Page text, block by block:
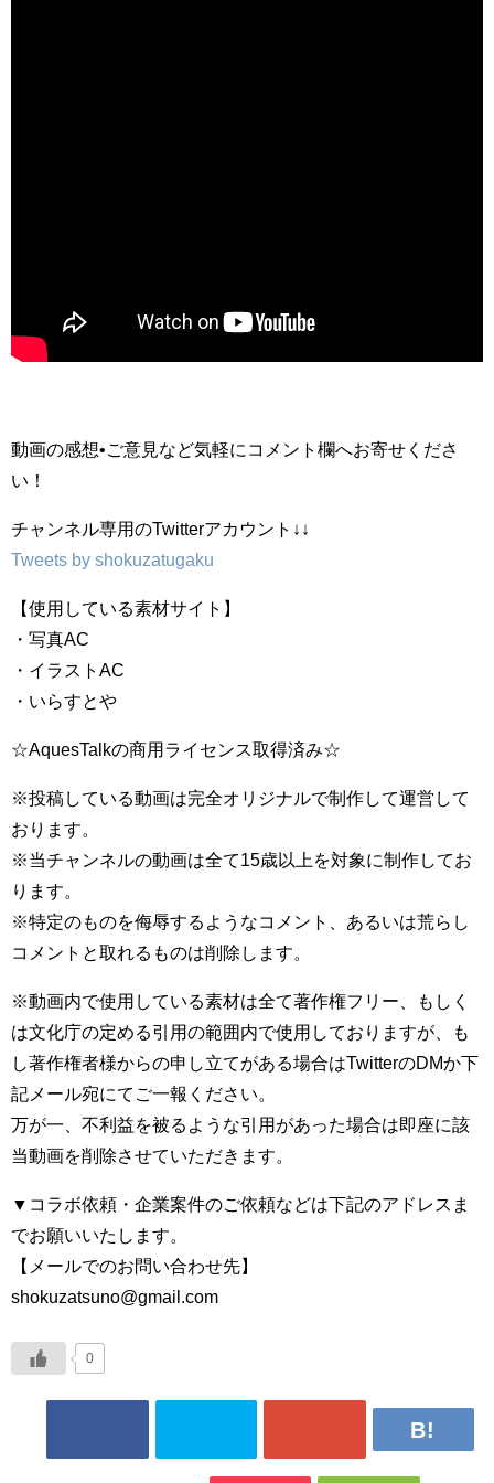
動画の感想•ご意見など気軽にコメント欄へお寄せくださ
い！
チャンネル専用のTwitterアカウント↓↓
Tweets by shokuzatugaku
【使用している素材サイト】
・写真AC
・イラストAC
・いらすとや
☆AquesTalkの商用ライセンス取得済み☆
※投稿している動画は完全オリジナルで制作して運営して
おります。
※当チャンネルの動画は全て15歳以上を対象に制作してお
ります。
※特定のものを侮辱するようなコメント、あるいは荒らし
コメントと取れるものは削除します。
※動画内で使用している素材は全て著作権フリー、もしく
は文化庁の定める引用の範囲内で使用しておりますが、も
し著作権者様からの申し立てがある場合はTwitterのDMか下
記メール宛にてご一報ください。
万が一、不利益を被るような引用があった場合は即座に該
当動画を削除させていただきます。
▼コラボ依頼・企業案件のご依頼などは下記のアドレスま
でお願いいたします。
【メールでのお問い合わせ先】
shokuzatsuno@gmail.com
0